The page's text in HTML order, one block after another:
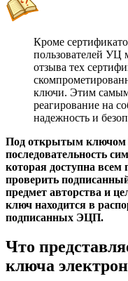
Кроме
пользователей УЦ
отзыва тех
ключи. Этим самым
реагирование на
надежность и
Под открытым ключом
последовательность
которая доступна
проверить
предмет авторства и
ключ находится в
подписанных ЭЦП.
Что
ключа